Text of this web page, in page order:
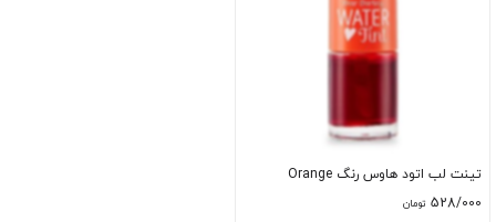
تینت لب اتود هاوس رنگ Orange
528/000 تومان